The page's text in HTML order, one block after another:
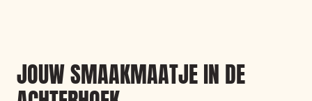
JOUW SMAAKMAATJE IN DE